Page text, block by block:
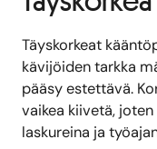
Täyskorkeat
kävijöiden tarkka
pääsy estettävä.
vaikea kiivetä,
laskureina ja